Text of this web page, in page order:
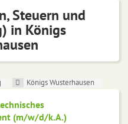
Steuern und
in Königs
Königs Wusterhausen
(m/w/d/k.A.)